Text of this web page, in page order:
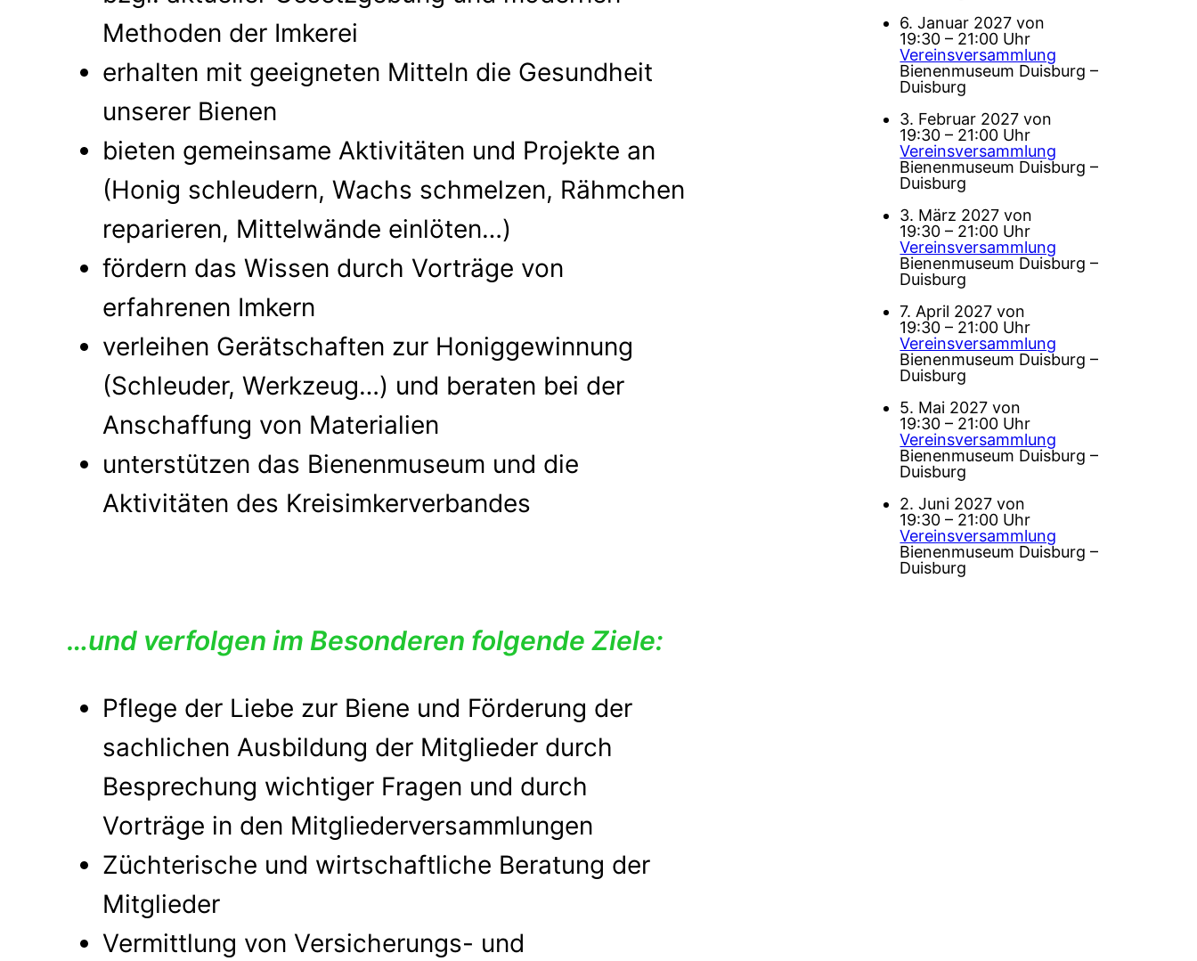
Methoden der Imkerei
erhalten mit geeigneten Mitteln die Gesundheit
unserer Bienen
bieten gemeinsame Aktivitäten und Projekte an
(Honig schleudern, Wachs schmelzen, Rähmchen
reparieren, Mittelwände einlöten…)
fördern das Wissen durch Vorträge von
erfahrenen Imkern
verleihen Gerätschaften zur Honiggewinnung
(Schleuder, Werkzeug…) und beraten bei der
Anschaffung von Materialien
unterstützen das Bienenmuseum und die
Aktivitäten des Kreisimkerverbandes
…und verfolgen im Besonderen folgende Ziele:
Pflege der Liebe zur Biene und Förderung der
sachlichen Ausbildung der Mitglieder durch
Besprechung wichtiger Fragen und durch
Vorträge in den Mitgliederversammlungen
Züchterische und wirtschaftliche Beratung der
Mitglieder
Vermittlung von Versicherungs- und
6. Januar 2027 von
19:30 – 21:00 Uhr
Vereinsversammlung
Bienenmuseum Duisburg –
Duisburg
3. Februar 2027 von
19:30 – 21:00 Uhr
Vereinsversammlung
Bienenmuseum Duisburg –
Duisburg
3. März 2027 von
19:30 – 21:00 Uhr
Vereinsversammlung
Bienenmuseum Duisburg –
Duisburg
7. April 2027 von
19:30 – 21:00 Uhr
Vereinsversammlung
Bienenmuseum Duisburg –
Duisburg
5. Mai 2027 von
19:30 – 21:00 Uhr
Vereinsversammlung
Bienenmuseum Duisburg –
Duisburg
2. Juni 2027 von
19:30 – 21:00 Uhr
Vereinsversammlung
Bienenmuseum Duisburg –
Duisburg